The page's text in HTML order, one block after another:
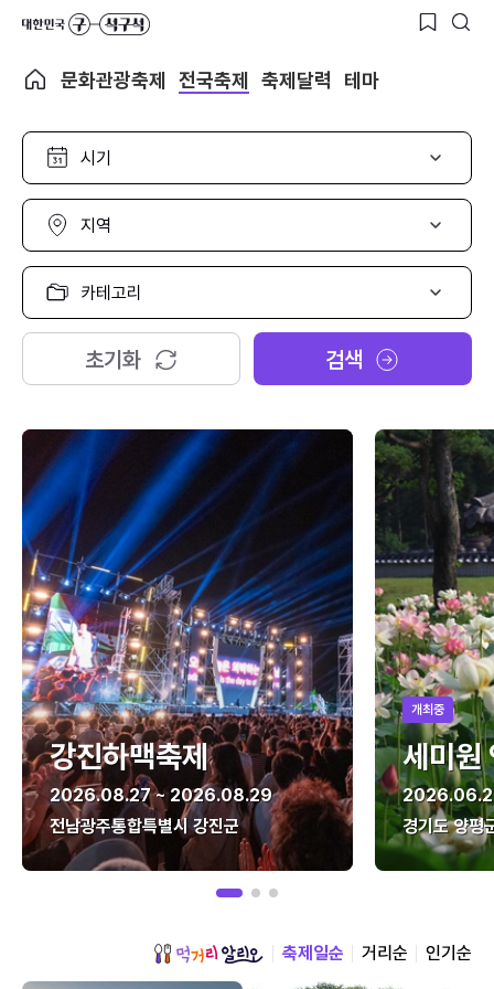
문화관광축제 전국축제 축제달력 테마
시
선
택
지
선
택
카
고
리
택
초기화 검색
강진하맥축제
2026.08.27 ~ 2026.08.29
전남광주통합특별시 강진군
개최중
세미원
경기도 양평
축제일순 거리순 인기순